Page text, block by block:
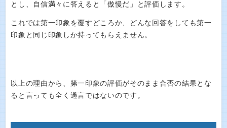
とし、自信満々に答えると「傲慢だ」と評価します。
これでは第一印象を覆すどころか、どんな回答をしても第一
印象と同じ印象しか持ってもらえません。
以上の理由から、第一印象の評価がそのまま合否の結果とな
ると言っても全く過言ではないのです。